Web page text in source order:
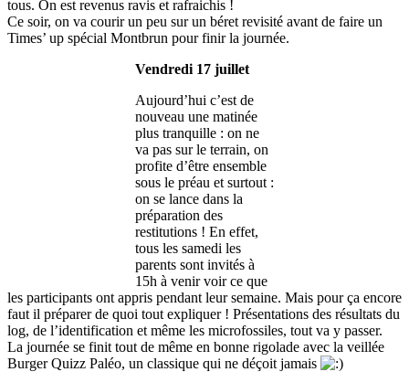
tous. On est revenus ravis et rafraichis !
Ce soir, on va courir un peu sur un béret revisité avant de faire un
Times’ up spécial Montbrun pour finir la journée.
Vendredi 17 juillet
Aujourd’hui c’est de
nouveau une matinée
plus tranquille : on ne
va pas sur le terrain, on
profite d’être ensemble
sous le préau et surtout :
on se lance dans la
préparation des
restitutions ! En effet,
tous les samedi les
parents sont invités à
15h à venir voir ce que
les participants ont appris pendant leur semaine. Mais pour ça encore
faut il préparer de quoi tout expliquer ! Présentations des résultats du
log, de l’identification et même les microfossiles, tout va y passer.
La journée se finit tout de même en bonne rigolade avec la veillée
Burger Quizz Paléo, un classique qui ne déçoit jamais